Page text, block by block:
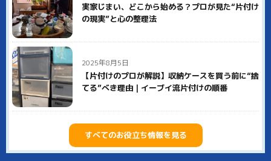
実家じまい、どこから始める？プロが見た“片付け
の現実”と心の整理法
2025年8月5日
【片付けのプロが解説】収納ケースを買う前に“捨
てる”べき理由｜イーブイ流片付けの順番
すべてのお役立ち情報を見る